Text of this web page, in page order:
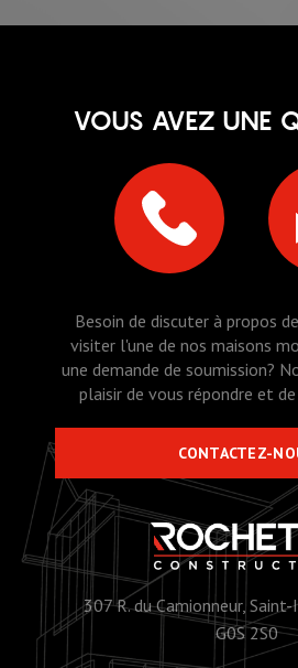
VOUS AVEZ UNE
Besoin de discuter à propos
visiter l'une de nos maisons
une demande de soumission?
plaisir de vous répondre et
CONTACTEZ-
307 R. du Camionneur,
G0S 2S0